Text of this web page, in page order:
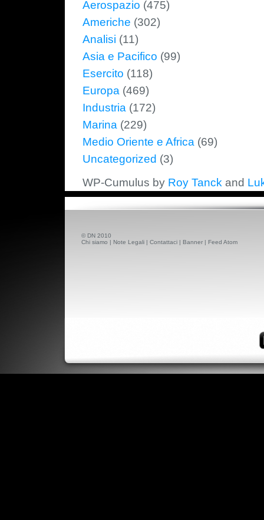
Aerospazio (475)
Americhe (302)
Analisi (11)
Asia e Pacifico (99)
Esercito (118)
Europa (469)
Industria (172)
Marina (229)
Medio Oriente e Africa (69)
Uncategorized (3)
WP-Cumulus by Roy Tanck and
© DN 2010
Chi siamo
Note Legali Contattaci Banner Feed Atom